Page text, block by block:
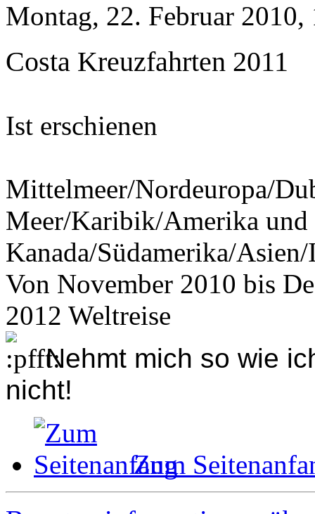
Montag, 22. Februar 2010,
Costa Kreuzfahrten 2011
Ist erschienen
Mittelmeer/Nordeuropa/
Meer/Karibik/Amerika und
Kanada/Südamerika/
Von November 2010 bis
2012 Weltreise
Nehmt mich so wie
nicht!
Zum